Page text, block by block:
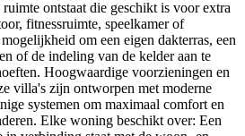
ontstaat die geschikt is voor extra
fitnessruimte, speelkamer of
om een eigen dakterras, een
of de indeling van de kelder aan te
Hoogwaardige voorzieningen en
villa's zijn ontworpen met moderne
systemen om maximaal comfort en
Elke woning beschikt over: Een